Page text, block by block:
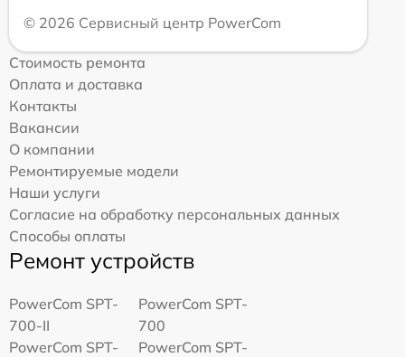
© 2026 Сервисный центр PowerCom
Стоимость ремонта
Оплата и доставка
Контакты
Вакансии
О компании
Ремонтируемые модели
Наши услуги
Согласие на обработку персональных данных
Способы оплаты
Ремонт устройств
PowerCom SPT-
700-II
PowerCom SPT-
700
PowerCom SPT-
PowerCom SPT-